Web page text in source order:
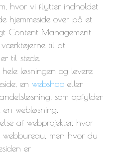
hvor vi flytter indholdet
hjemmeside over på et
Content Management
værktøjerne til at
er til stede.
løsningen og levere
en webshopeller
som opfylder
webløsning.
af webprojekter, hvor
men hvor du
er